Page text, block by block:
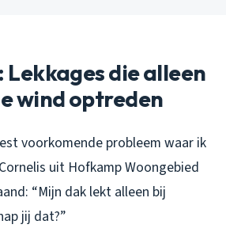
Lekkages die alleen
wind optreden
voorkomende probleem waar ik
uit Hofkamp Woongebied
“Mijn dak lekt alleen bij
jij dat?”